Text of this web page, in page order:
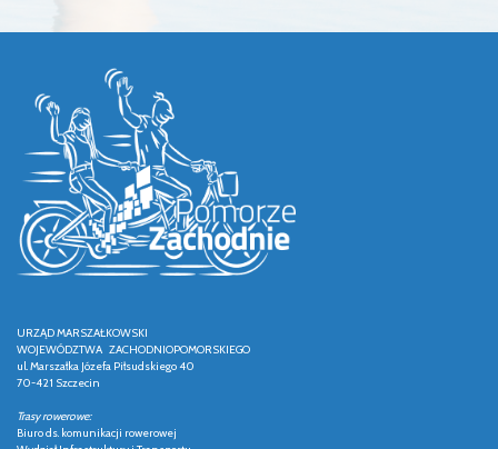
URZĄD MARSZAŁKOWSKI
WOJEWÓDZTWA ZACHODNIOPOMORSKIEGO
ul. Marszałka Józefa Piłsudskiego 40
70-421 Szczecin
Trasy rowerowe:
Biuro ds. komunikacji rowerowej